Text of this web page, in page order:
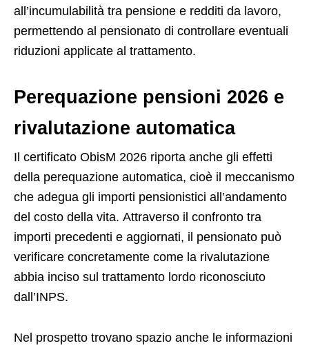
all’incumulabilità tra pensione e redditi da lavoro,
permettendo al pensionato di controllare eventuali
riduzioni applicate al trattamento.
Perequazione pensioni 2026 e
rivalutazione automatica
Il certificato ObisM 2026 riporta anche gli effetti
della perequazione automatica, cioè il meccanismo
che adegua gli importi pensionistici all’andamento
del costo della vita. Attraverso il confronto tra
importi precedenti e aggiornati, il pensionato può
verificare concretamente come la rivalutazione
abbia inciso sul trattamento lordo riconosciuto
dall’INPS.
Nel prospetto trovano spazio anche le informazioni